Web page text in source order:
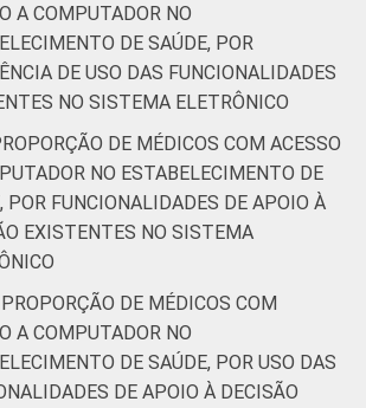
A COMPUTADOR NO
DE SAÚDE, POR
DE USO DAS FUNCIONALIDADES
NO SISTEMA ELETRÔNICO
DE MÉDICOS COM ACESSO
NO ESTABELECIMENTO DE
POR FUNCIONALIDADES DE APOIO À
EXISTENTES NO SISTEMA
DE MÉDICOS COM
A COMPUTADOR NO
DE SAÚDE, POR USO DAS
DE APOIO À DECISÃO